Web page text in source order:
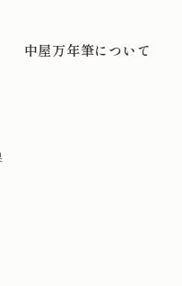
中屋万年筆について